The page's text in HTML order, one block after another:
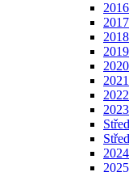
2016
2017
2018
2019
2020
2021
2022
2023
2024
2025